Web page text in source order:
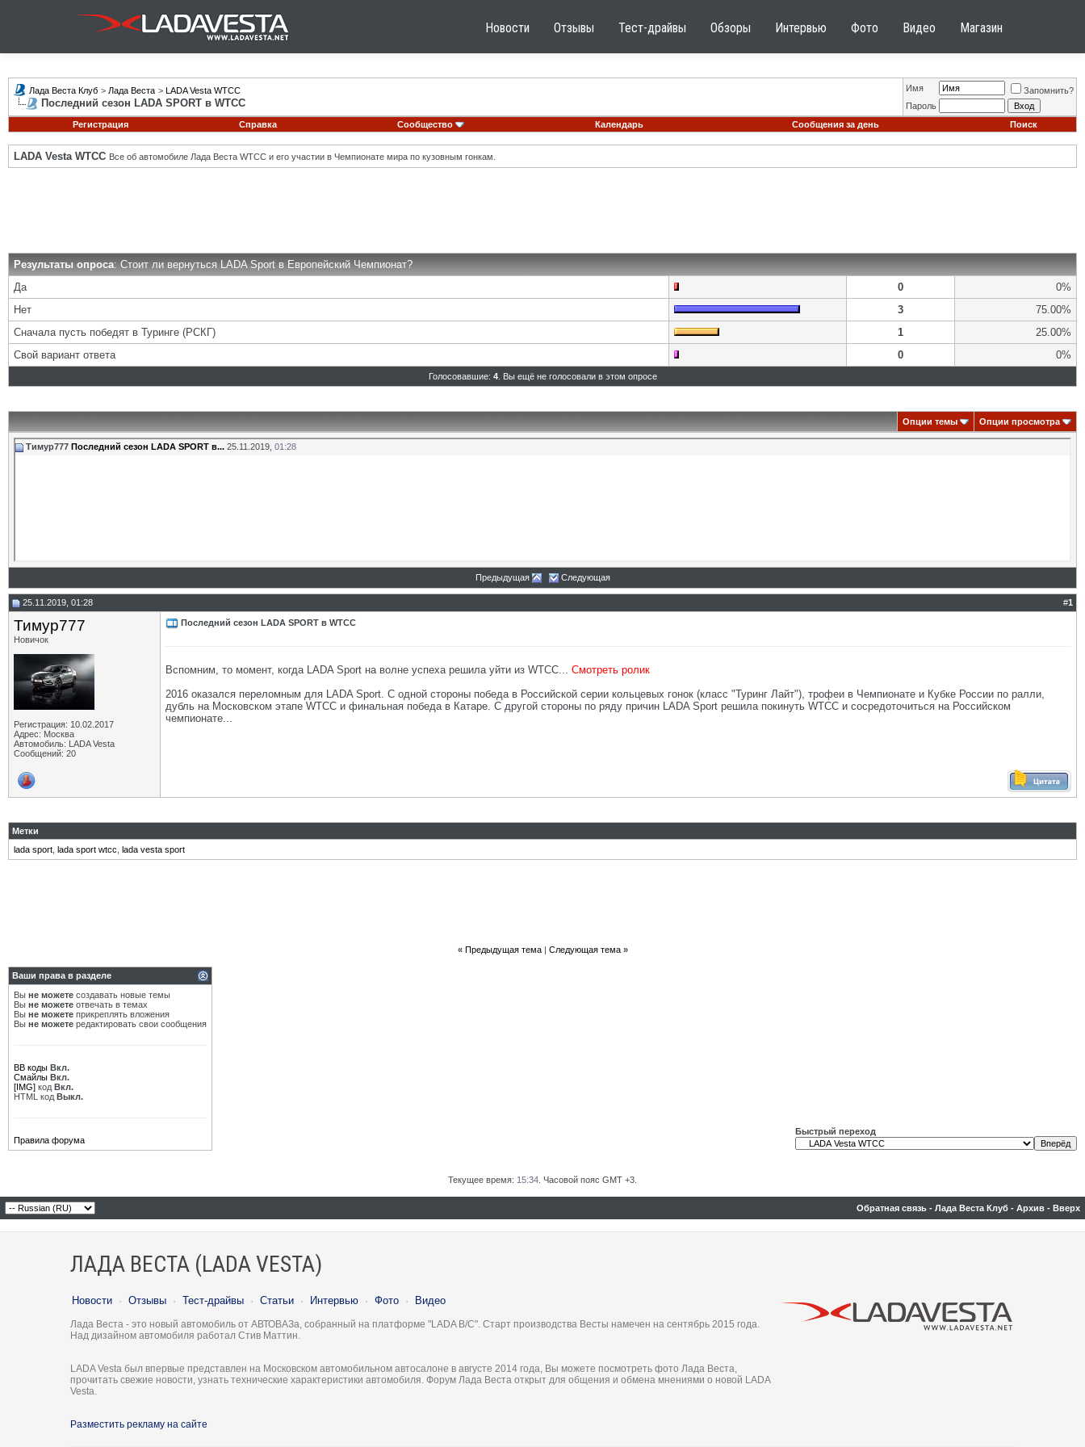
Новости Отзывы Тест-драйвы Обзоры Интервью Фото Видео Магазин
Лада Веста Клуб > Лада Веста > LADA Vesta WTCC
Последний сезон LADA SPORT в WTCC
Имя
Запомнить?
Пароль
Регистрация
Справка Сообщество Календарь Сообщения за день Поиск
LADA Vesta WTCC Все об автомобиле Лада Веста WTCC и его участии в Чемпионате мира по кузовным гонкам.
Результаты опроса: Стоит ли вернуться LADA Sport в Европейский Чемпионат?
Да
0
0%
Нет
3
75.00%
Сначала пусть победят в Туринге (РСКГ)
1
25.00%
Свой вариант ответа
0 0%
Голосовавшие: 4. Вы ещё не голосовали в этом опросе
Опции темы Опции просмотра
Тимур777 Последний сезон LADA SPORT в... 25.11.2019, 01:28
Предыдущая Следующая
25.11.2019, 01:28 #1
Тимур777
Новичок
Регистрация: 10.02.2017
Адрес: Москва
Автомобиль: LADA Vesta
Сообщений: 20
Последний сезон LADA SPORT в WTCC
Вспомним, то момент, когда LADA Sport на волне успеха решила уйти из WTCC... Смотреть ролик
2016 оказался переломным для LADA Sport. С одной стороны победа в Российской серии кольцевых гонок (класс "Туринг Лайт"), трофеи в Чемпионате и Кубке России по ралли,
дубль на Московском этапе WTCC и финальная победа в Катаре. С другой стороны по ряду причин LADA Sport решила покинуть WTCC и сосредоточиться на Российском
чемпионате...
Метки
lada sport lada sport wtcc lada vesta sport
« Предыдущая тема| Следующая тема »
Ваши права в разделе
Вы не можете создавать новые темы
Вы не можете отвечать в темах
Вы не можете прикреплять вложения
Вы не можете редактировать свои сообщения
BB коды Вкл.
Смайлы Вкл.
[IMG] код Вкл.
HTML код Выкл.
Правила форума
Быстрый переход
Текущее время: 15:34 . Часовой пояс GMT +3.
Обратная связь - Лада Веста Клуб - Архив - Вверх
ЛАДА ВЕСТА (LADA VESTA)
Новости · Отзывы · Тест-драйвы · Статьи · Интервью · Фото · Видео
Лада Веста - это новый автомобиль от АВТОВАЗа, собранный на платформе "LADA B/C". Старт производства Весты намечен на сентябрь 2015 года.
Над дизайном автомобиля работал Стив Маттин.
LADA Vesta был впервые представлен на Московском автомобильном автосалоне в августе 2014 года, Вы можете посмотреть фото Лада Веста,
прочитать свежие новости, узнать технические характеристики автомобиля. Форум Лада Веста открыт для общения и обмена мнениями о новой LADA
Vesta.
Разместить рекламу на сайте